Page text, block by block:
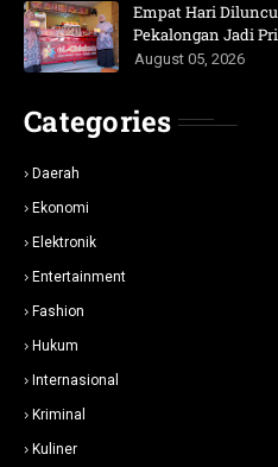
Empat Hari
Pekalongan Jadi
August 05, 2026
Categories
Daerah
Ekonomi
Elektronik
Entertainment
Fashion
Hukum
Internasional
Kriminal
Kuliner